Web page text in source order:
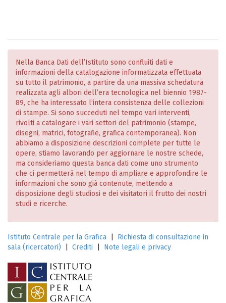
Nella Banca Dati dell’Istituto sono confluiti dati e
informazioni della catalogazione informatizzata effettuata
su tutto il patrimonio, a partire da una massiva schedatura
realizzata agli albori dell’era tecnologica nel biennio 1987-
89, che ha interessato l’intera consistenza delle collezioni
di stampe. Si sono succeduti nel tempo vari interventi,
rivolti a catalogare i vari settori del patrimonio (stampe,
disegni, matrici, fotografie, grafica contemporanea). Non
abbiamo a disposizione descrizioni complete per tutte le
opere, stiamo lavorando per aggiornare le nostre schede,
ma consideriamo questa banca dati come uno strumento
che ci permetterà nel tempo di ampliare e approfondire le
informazioni che sono già contenute, mettendo a
disposizione degli studiosi e dei visitatori il frutto dei nostri
studi e ricerche.
Istituto Centrale per la Grafica
Richiesta di consultazione in
sala (ricercatori)
Crediti Note legali e privacy